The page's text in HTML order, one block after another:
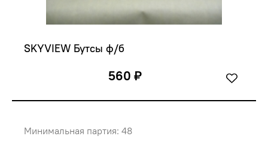
SKYVIEW Бутсы ф/б
560 ₽
Минимальная партия: 48